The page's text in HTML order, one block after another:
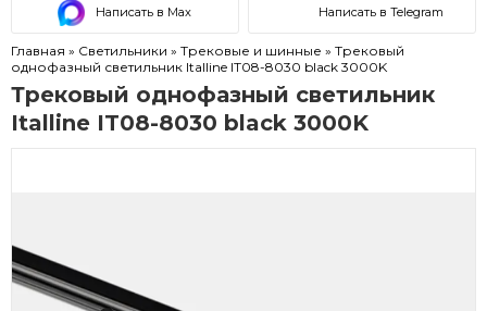
Написать в Max Написать в Telegram
Главная » Светильники » Трековые и шинные » Трековый
однофазный светильник Italline IT08-8030 black 3000K
Трековый однофазный светильник
Italline IT08-8030 black 3000K